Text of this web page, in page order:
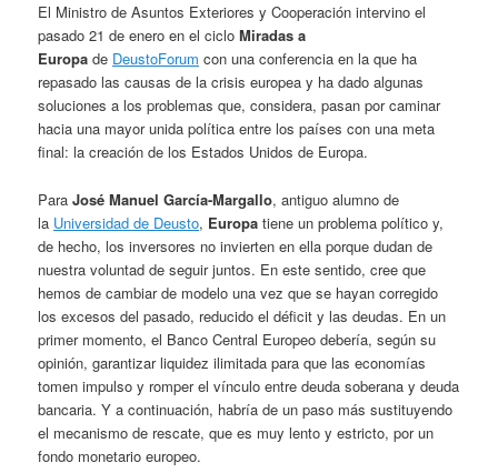
El Ministro de Asuntos Exteriores y Cooperación intervino el
pasado 21 de enero en el cicloMiradas a
Europa de DeustoForum con una conferencia en la que ha
repasado las causas de la crisis europea y ha dado algunas
soluciones a los problemas que, considera, pasan por caminar
hacia una mayor unida política entre los países con una meta
final: la creación de los Estados Unidos de Europa.
ParaJosé Manuel García-Margallo, antiguo alumno de
la Universidad de Deusto, Europa tiene un problema político y,
de hecho, los inversores no invierten en ella porque dudan de
nuestra voluntad de seguir juntos. En este sentido, cree que
hemos de cambiar de modelo una vez que se hayan corregido
los excesos del pasado, reducido el déficit y las deudas. En un
primer momento, el Banco Central Europeo debería, según su
opinión, garantizar liquidez ilimitada para que las economías
tomen impulso y romper el vínculo entre deuda soberana y deuda
bancaria. Y a continuación, habría de un paso más sustituyendo
el mecanismo de rescate, que es muy lento y estricto, por un
fondo monetario europeo.